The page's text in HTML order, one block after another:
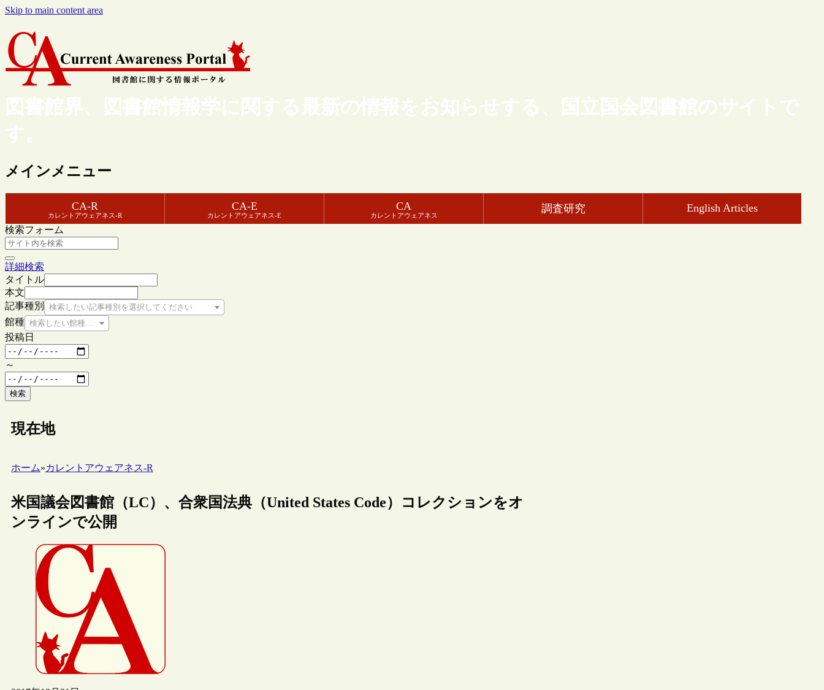
Skip to main content area
図書館界、図書館情報学に関する最新の情報をお知らせする、国立国会図書館のサイトで
す。
メインメニュー
CA-R
カレントアウェアネス-R
CA-E
カレントアウェアネス-E
CA
カレントアウェアネス
調査研究 English Articles
検索フォーム
詳細検索
タイトル
本文
記事種別
検索したい記事種別を選択してください
館種 検索したい館種を選択してください
投稿日
～
検索
現在地
ホーム»カレントアウェアネス-R
米国議会図書館（LC）、合衆国法典（United States Code）コレクションをオ
ンラインで公開